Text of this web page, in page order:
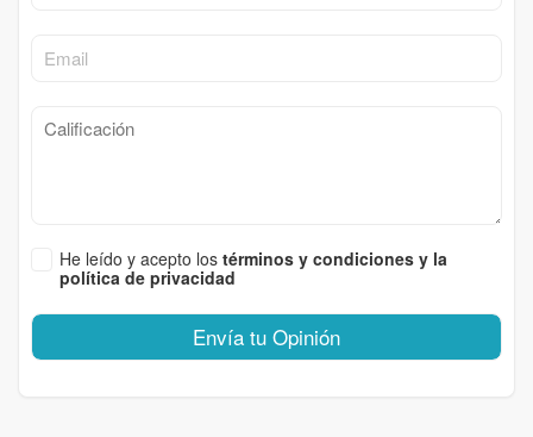
He leído y acepto los términos y condiciones y la
política de privacidad
Envía tu Opinión